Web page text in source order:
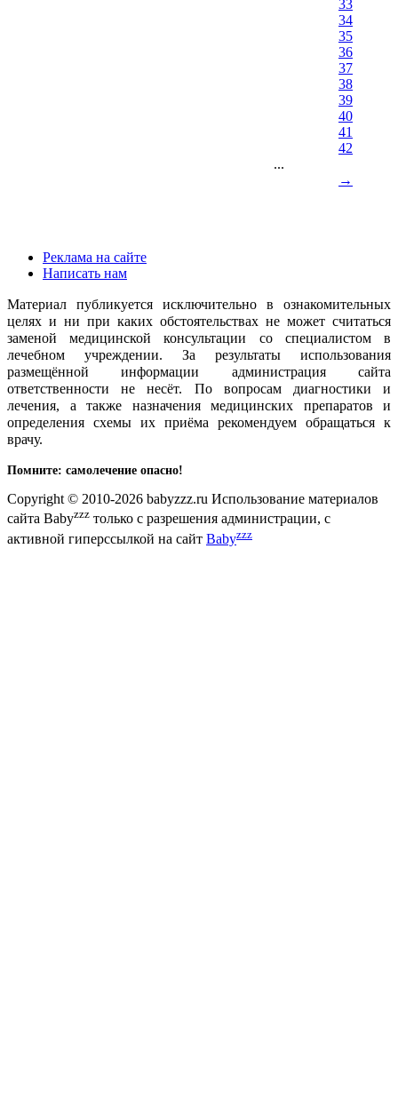
33
34
35
36
37
38
39
40
41
42
...
→
Реклама на сайте
Написать нам
Материал публикуется исключительно в ознакомительных
целях и ни при каких обстоятельствах не может считаться
заменой медицинской консультации со специалистом в
лечебном учреждении. За результаты использования
размещённой информации администрация сайта
ответственности не несёт. По вопросам диагностики и
лечения, а также назначения медицинских препаратов и
определения схемы их приёма рекомендуем обращаться к
врачу.
Помните: самолечение опасно!
Copyright © 2010-2026 babyzzz.ru Использование материалов
сайта Babyzzz только с разрешения администрации, с
активной гиперссылкой на сайт Babyzzz